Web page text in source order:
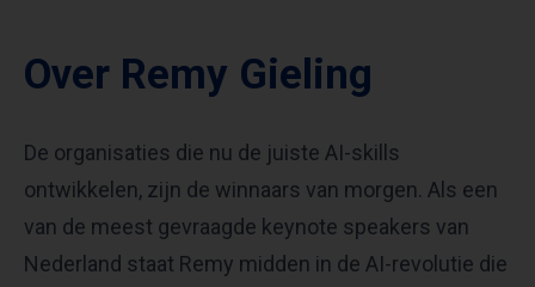
Over Remy Gieling
De organisaties die nu de juiste AI-skills
ontwikkelen, zijn de winnaars van morgen. Als een
van de meest gevraagde keynote speakers van
Nederland staat Remy midden in de AI-revolutie die